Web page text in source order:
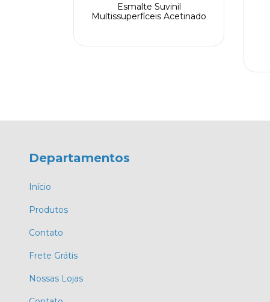
Esmalte Suvinil
Multissuperfíceis Acetinado
Departamentos
Início
Produtos
Contato
Frete Grátis
Nossas Lojas